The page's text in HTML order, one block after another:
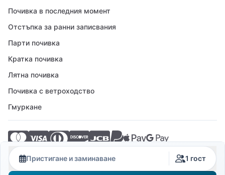
Пристигане и заминаване 1 гост
Почивка в последния момент
Отстъпка за ранни записвания
Парти почивка
Кратка почивка
Лятна почивка
Почивка с ветроходство
Гмуркане
© 2026 Crovillas GmbH